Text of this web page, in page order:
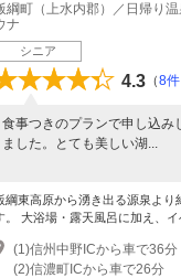
綱町（上水内郡）／日帰り
ナ
シニア
4.3 （8件
食事つきのプランで申し込み
ました。とても美しい湖...
綱東高原から湧き出る源泉よ
。 大浴場・露天風呂に加え、
(1)信州中野ICから車で36分
(2)信濃町ICから車で26分